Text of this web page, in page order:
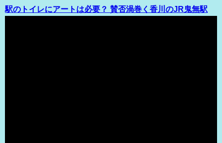
駅のトイレにアートは必要？ 賛否渦巻く香川のJR鬼無駅